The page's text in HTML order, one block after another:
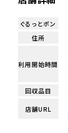
ぐるっとポン
住所
利用開始時間
回収品目
店舗URL